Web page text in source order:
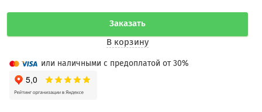
Заказать
В корзину
или наличными с предоплатой от 30%